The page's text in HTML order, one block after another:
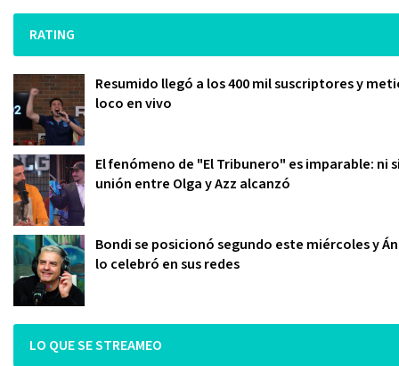
RATING
Resumido llegó a los 400 mil suscriptores y
loco en vivo
El fenómeno de "El Tribunero" es imparable: ni
unión entre Olga y Azz alcanzó
Bondi se posicionó segundo este miércoles y
lo celebró en sus redes
LO QUE SE STREAMEO